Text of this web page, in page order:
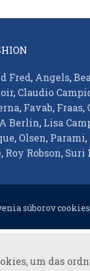
Fred, Angels,
, Claudio
, Favab, Fraas,
Berlin, Lisa
, Olsen, Parami,
, Roy Robson, Suri
súborov cookies
um das